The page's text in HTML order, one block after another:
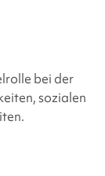
bei der
sozialen